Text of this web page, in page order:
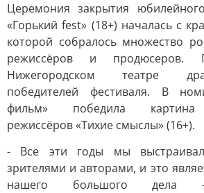
Церемония закрытия
«Горький fest» (18+) началась с
которой собралось множество
режиссёров и продюсеров.
Нижегородском театре
победителей фестиваля. В
фильм» победила картина
режиссёров «Тихие смыслы» (16+).
- Все эти годы мы
зрителями и авторами, и это
нашего большого дела -